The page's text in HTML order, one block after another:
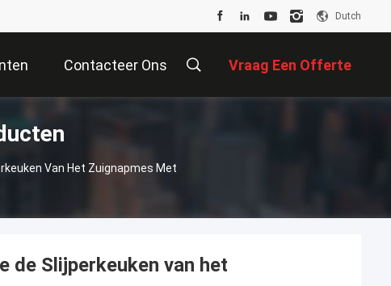
Dutch
Contacteer Ons Vraag Een Offerte
Van Het Zuignapmes Met
de Slijperkeuken van het